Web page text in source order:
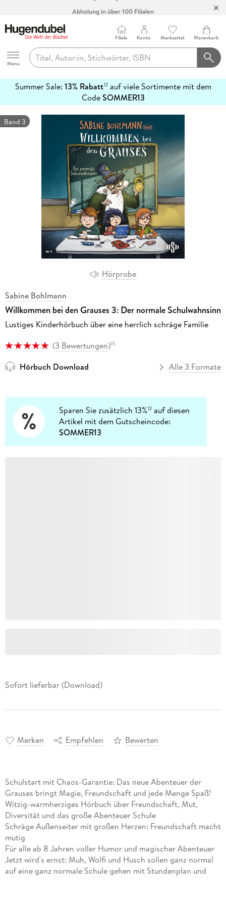
Abholung in über 100 Filialen
Hugendubel
Menu
Filiale Konto Merkzettel Warenkorb
Summer Sale: 13% Rabatt12auf viele Sortimente mit dem
CodeSOMMER13
erfahren
Hörprobe
Band 3
Sabine Bohlmann
Willkommen bei den Grauses 3: Der normale Schulwahnsinn
Lustiges Kinderhörbuch über eine herrlich schräge Familie
(3 Bewertungen)15
Hörbuch Download Alle 3 Formate
Sparen Sie zusätzlich 13%12 auf diesen
Artikel mit dem Gutscheincode:
SOMMER13
Sofort lieferbar (Download)
Merken Empfehlen Bewerten
Schulstart mit Chaos-Garantie: Das neue Abenteuer der
Grauses bringt Magie, Freundschaft und jede Menge Spaß!
Witzig-warmherziges Hörbuch über Freundschaft, Mut,
Diversität und das große Abenteuer Schule
Schräge Außenseiter mit großen Herzen: Freundschaft macht
mutig
Für alle ab 8 Jahren voller Humor und magischer Abenteuer
Jetzt wird's ernst: Muh, Wolfi und Husch sollen ganz normal
auf eine ganz normale Schule gehen mit Stundenplan und